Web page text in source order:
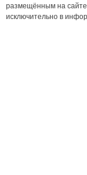
размещённым на
исключительно в